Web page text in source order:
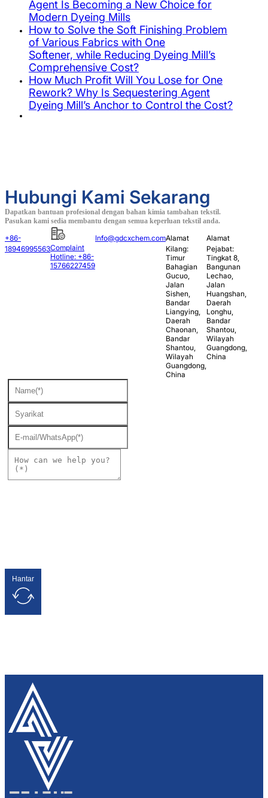
Agent Is Becoming a New Choice for
Modern Dyeing Mills
How to Solve the Soft Finishing Problem
of Various Fabrics with One
Softener, while Reducing Dyeing Mill’s
Comprehensive Cost?
How Much Profit Will You Lose for One
Rework? Why Is Sequestering Agent
Dyeing Mill’s Anchor to Control the Cost?
Hubungi Kami Sekarang
Dapatkan bantuan profesional dengan bahan kimia tambahan tekstil.
Pasukan kami sedia membantu dengan semua keperluan tekstil anda.
+86-
18946995563Complaint
Hotline: +86-
15766227459
Info@gdcxchem.comAlamat
Kilang:
Timur
Bahagian
Gucuo,
Jalan
Sishen,
Bandar
Liangying,
Daerah
Chaonan,
Bandar
Shantou,
Wilayah
Guangdong,
China
Alamat
Pejabat:
Tingkat 8,
Bangunan
Lechao,
Jalan
Huangshan,
Daerah
Longhu,
Bandar
Shantou,
Wilayah
Guangdong,
China
Hantar